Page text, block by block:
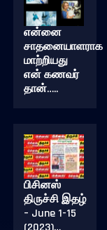
என்னை
சாதனையாளராக
மாற்றியது
என் கணவர்
தான்…..
பிசினஸ்
திருச்சி இதழ்
– June 1-15